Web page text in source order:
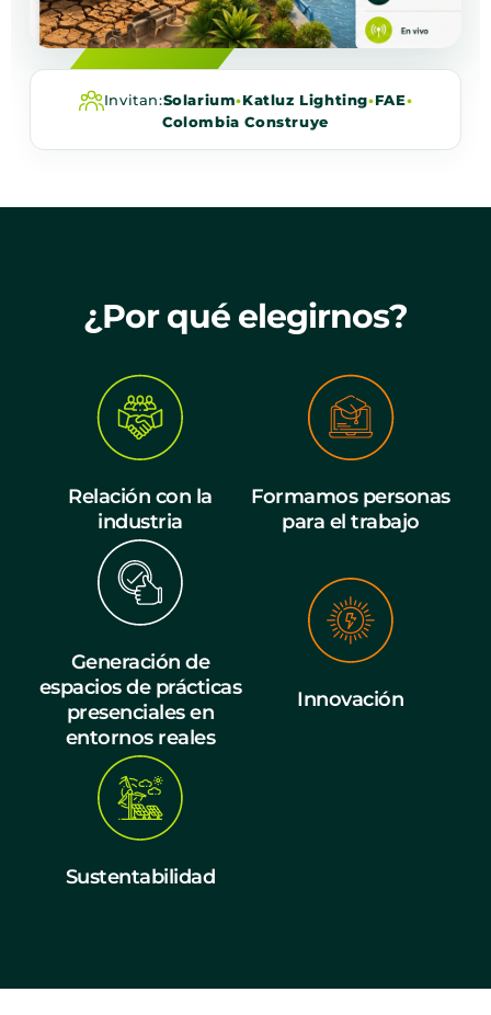
Invitan:Solarium•Katluz Lighting•FAE•
Colombia Construye
¿Por qué elegirnos?
Relación con la
industria
Formamos personas
para el trabajo
Generación de
espacios de prácticas
presenciales en
entornos reales
Innovación
Sustentabilidad